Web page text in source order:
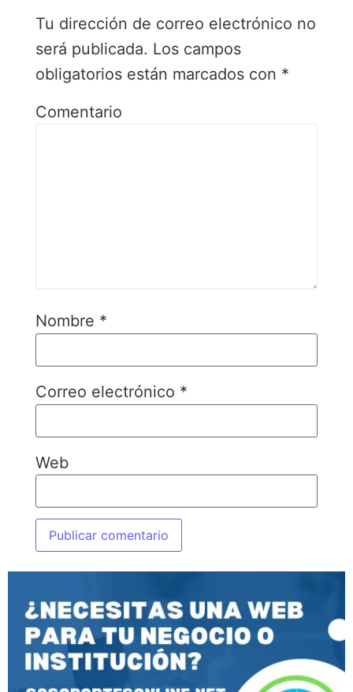
Tu dirección de correo electrónico no
será publicada. Los campos
obligatorios están marcados con *
Comentario
Nombre *
Correo electrónico *
Web